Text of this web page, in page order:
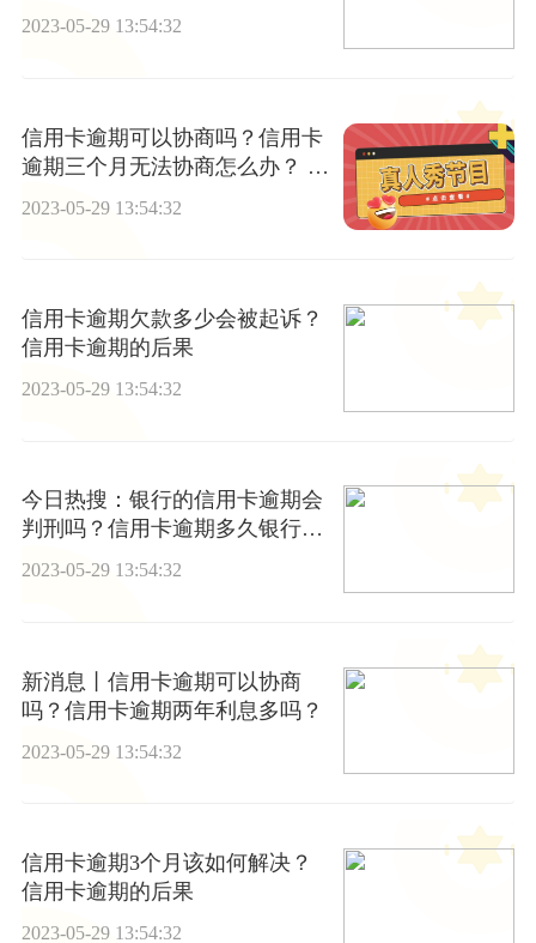
2023-05-29 13:54:32
信用卡逾期可以协商吗？信用卡
逾期三个月无法协商怎么办？ 天
2023-05-29 13:54:32
信用卡逾期欠款多少会被起诉？
信用卡逾期的后果
2023-05-29 13:54:32
今日热搜：银行的信用卡逾期会
判刑吗？信用卡逾期多久银行会
上门？
2023-05-29 13:54:32
新消息丨信用卡逾期可以协商
吗？信用卡逾期两年利息多吗？
2023-05-29 13:54:32
信用卡逾期3个月该如何解决？
信用卡逾期的后果
2023-05-29 13:54:32